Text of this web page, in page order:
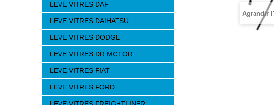
LEVE VITRES DAF
LEVE VITRES DAIHATSU
LEVE VITRES DODGE
LEVE VITRES DR MOTOR
LEVE VITRES FIAT
LEVE VITRES FORD
Agrandir